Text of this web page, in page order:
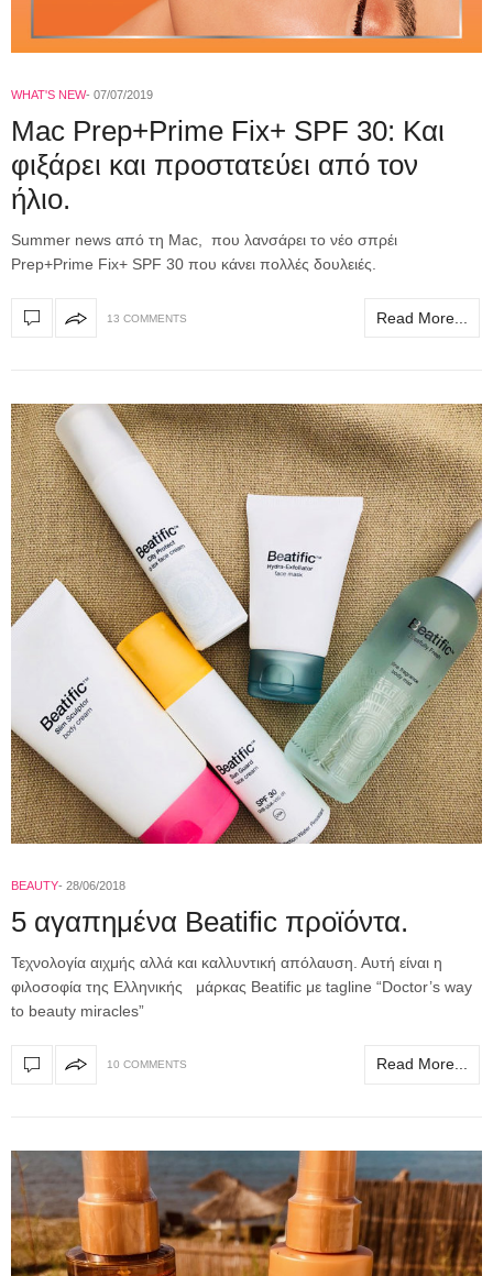
WHAT'S NEW 07/07/2019
Mac Prep+Prime Fix+ SPF 30: Και
φιξάρει και προστατεύει από τον
ήλιο.
Summer news από τη Mac, που λανσάρει το νέο σπρέι
Prep+Prime Fix+ SPF 30 που κάνει πολλές δουλειές.
13 COMMENTS Read More...
BEAUTY 28/06/2018
5 αγαπημένα Beatific προϊόντα.
Τεχνολογία αιχμής αλλά και καλλυντική απόλαυση. Αυτή είναι η
φιλοσοφία της Ελληνικής μάρκας Beatific με tagline “Doctor’s way
to beauty miracles”
10 COMMENTS Read More...